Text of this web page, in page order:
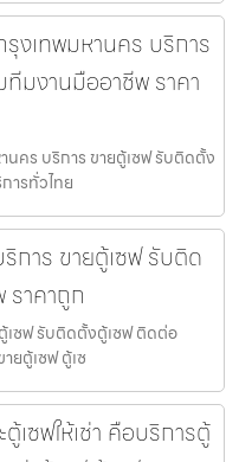
งเทพมหานคร บริการ
มงานมืออาชีพ ราคา
คร บริการ ขายตู้เซฟ รับติดตั้ง
ารทั่วไทย
การ ขายตู้เซฟ รับติด
าคาถูก
เซฟ รับติดตั้งตู้เซฟ ติดต่อ
ยตู้เซฟ ตู้เซ
ตู้เซฟให้เช่า คือบริการตู้